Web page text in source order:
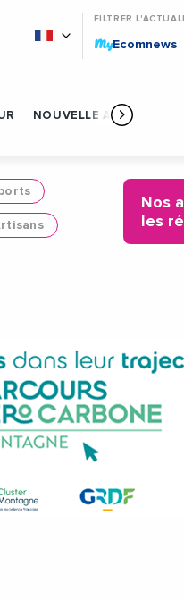
FILTRER
MyEcomnews
NOUVELLE AQUITAINE
Nos
les